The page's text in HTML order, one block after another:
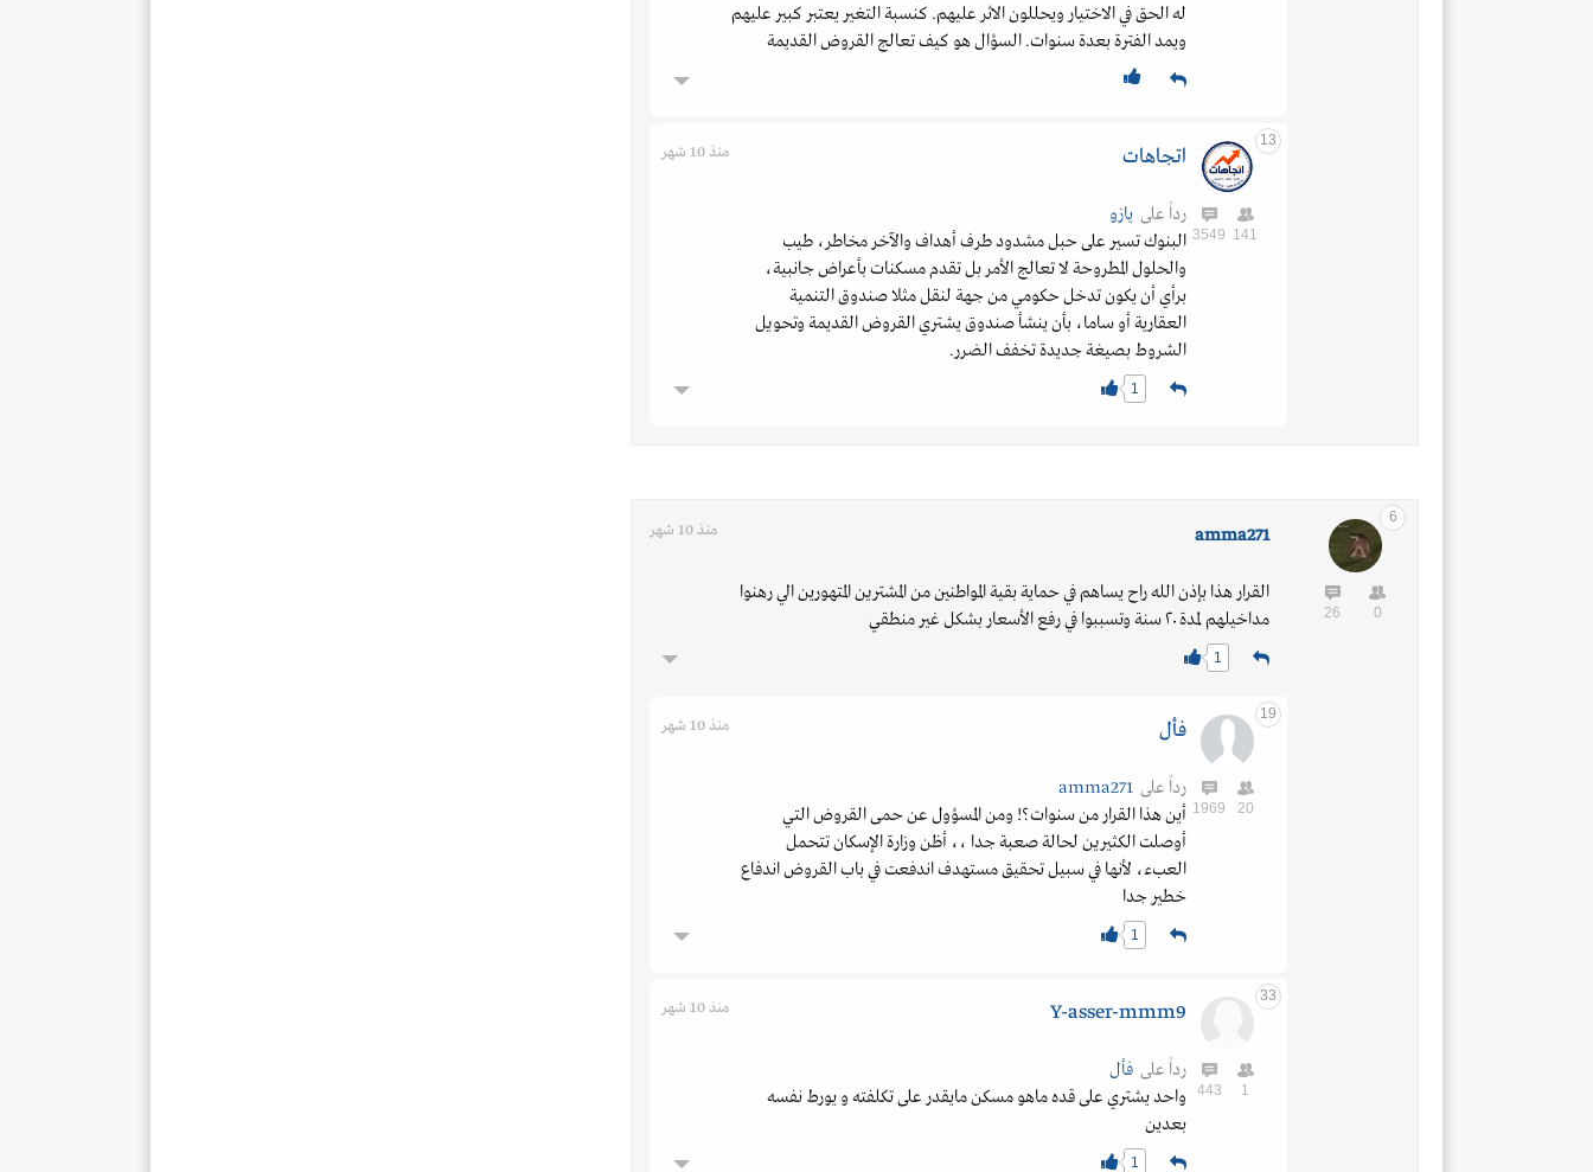
له الحق في الاختيار ويحللون الاثر عليهم. كنسبة التغير يعتبر كبير عليهم
ويمد الفترة بعدة سنوات. السؤال هو كيف تعالج القروض القديمة
13
141
3549
اتجاهات منذ 10 شهر
رداً علىيازو
البنوك تسير على حبل مشدود طرف أهداف والآخر مخاطر، طيب
والحلول المطروحة لا تعالج الأمر بل تقدم مسكنات بأعراض جانبية،
برأي أن يكون تدخل حكومي من جهة لنقل مثلا صندوق التنمية
العقارية أو ساما، بأن ينشأ صندوق يشتري القروض القديمة وتحويل
الشروط بصيغة جديدة تخفف الضرر.
1
6
0
26
amma271 منذ 10 شهر
القرار هذا بإذن الله راح يساهم في حماية بقية المواطنين من المشترين المتهورين الي رهنوا
مداخيلهم لمدة ٢٠ سنة وتسببوا في رفع الأسعار بشكل غير منطقي
1
19
20
1969
فأل منذ 10 شهر
رداً علىamma271
أين هذا القرار من سنوات؟! ومن المسؤول عن حمى القروض التي
أوصلت الكثيرين لحالة صعبة جدا ،، أظن وزارة الإسكان تتحمل
العبء، لأنها في سبيل تحقيق مستهدف اندفعت في باب القروض اندفاع
خطير جدا
1
33
1
443
Y-asser-mmm9 منذ 10 شهر
رداً علىفأل
واحد يشتري على قده ماهو مسكن مايقدر على تكلفته و يورط نفسه
بعدين
1